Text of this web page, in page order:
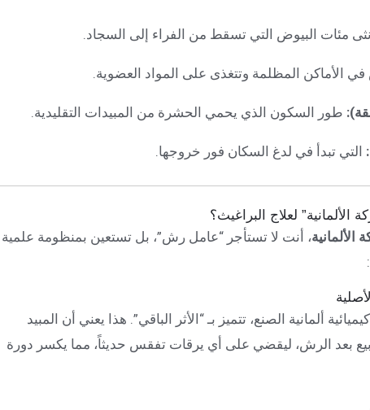
مئات البيوض التي تسقط من الفراء إلى السجاد.
الأماكن المظلمة وتتغذى على المواد العضوية.
طور السكون الذي يحمي الحشرة من المبيدات التقليدية.
التي تبدأ في لدغ السكان فور خروجها.
الألمانية” لعلاج البراغيث؟
الألمانية، أنت لا تستأجر “عامل رش”، بل تستعين بمنظومة علمية
ألمانية الصنع، تتميز بـ “الأثر الباقي”. هذا يعني أن المبيد
بعد الرش، ليقضي على أي يرقات تفقس حديثاً، مما يكسر دورة